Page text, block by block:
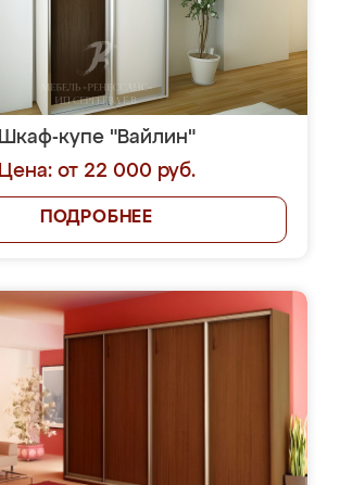
Шкаф-купе "Вайлин"
Цена: от 22 000 руб.
ПОДРОБНЕЕ